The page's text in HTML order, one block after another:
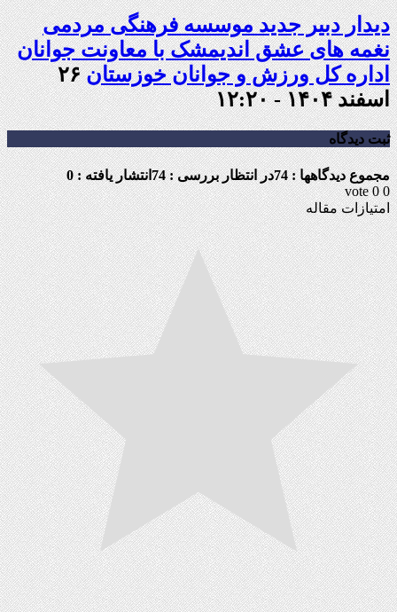
دیدار دبیر جدید موسسه فرهنگی مردمی
نغمه های عشق اندیمشک با معاونت جوانان
اداره کل ورزش و جوانان خوزستان ۲۶
اسفند ۱۴۰۴ - ۱۲:۲۰
ثبت دیدگاه
مجموع دیدگاهها : 74 در انتظار بررسی : 74
انتشار یافته : 0
0
0
vote
امتیازات مقاله